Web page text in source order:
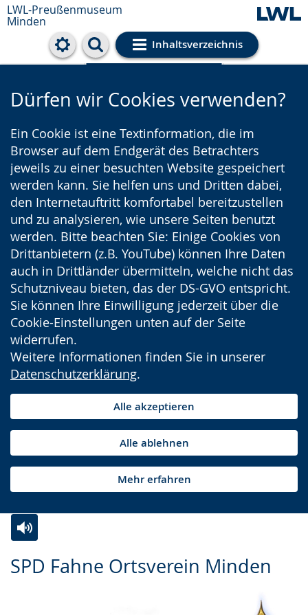
LWL-Preußenmuseum
Minden
Inhaltsverzeichnis
Cookie-Einstellungen
Dürfen wir Cookies verwenden?
Ein Cookie ist eine Textinformation, die im
Browser auf dem Endgerät des Betrachters
jeweils zu einer besuchten Website gespeichert
werden kann. Sie helfen uns und Dritten dabei,
den Internetauftritt komfortabel bereitzustellen
und zu analysieren, wie unsere Seiten benutzt
werden. Bitte beachten Sie: Einige Cookies von
Drittanbietern (z.B. YouTube) können Ihre Daten
auch in Drittländer übermitteln, welche nicht das
Schutzniveau bieten, das der DS-GVO entspricht.
Sie können Ihre Einwilligung jederzeit über die
Cookie-Einstellungen unten auf der Seite
widerrufen.
Weitere Informationen finden Sie in unserer
Datenschutzerklärung.
Alle akzeptieren
Alle ablehnen
Mehr erfahren
SPD Fahne Ortsverein Minden
Leichten
Audio-
Video